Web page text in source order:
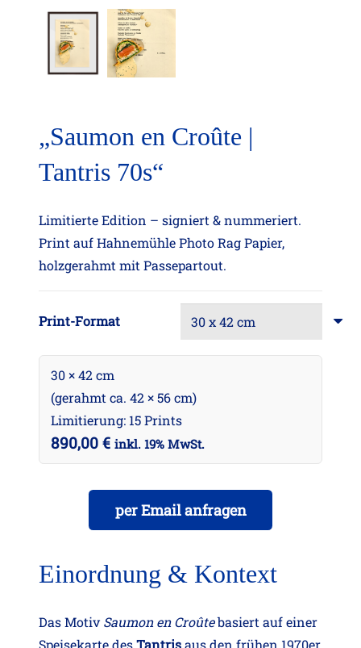
„Saumon en Croûte |
Tantris 70s“
Limitierte Edition – signiert & nummeriert.
Print auf Hahnemühle Photo Rag Papier,
holzgerahmt mit Passepartout.
Print-Format
30 × 42 cm
(gerahmt ca. 42 × 56 cm)
Limitierung: 15 Prints
890,00 € inkl. 19% MwSt.
per Email anfragen
Einordnung & Kontext
Das MotivSaumon en Croûtebasiert auf einer
Speisekarte desTantrisaus den frühen 1970er